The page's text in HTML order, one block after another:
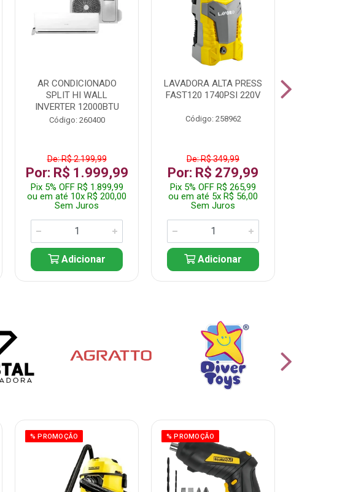
AR CONDICIONADO
SPLIT HI WALL
INVERTER 12000BTU
Código: 260400
De: R$ 2.199,99
Por: R$ 1.999,99
Pix 5% OFF R$ 1.899,99
ou em até 10x R$ 200,00
Sem Juros
Adicionar
LAVADORA ALTA PRESS
FAST120 1740PSI 220V
Código: 258962
De: R$ 349,99
Por: R$ 279,99
Pix 5% OFF R$ 265,99
ou em até 5x R$ 56,00
Sem Juros
Adicionar
% PROMOÇÃO % PROMOÇÃO